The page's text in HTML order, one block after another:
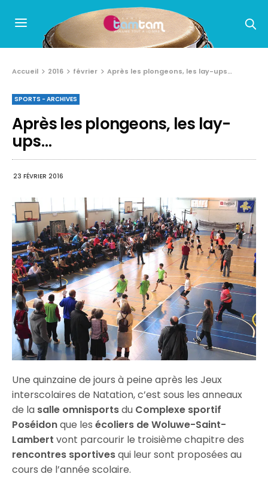
Accueil 2016 février Après les plongeons, les lay-ups…
SPORTS - ARCHIVES
Après les plongeons, les lay-
ups…
23 FÉVRIER 2016
Une quinzaine de jours à peine après les Jeux
interscolaires de Natation, c’est sous les anneaux
de la salle omnisportsdu Complexe sportif
Poséidonque lesécoliers de Woluwe-Saint-
Lambert vont parcourir le troisième chapitre des
rencontres sportivesqui leur sont proposées au
cours de l’année scolaire.